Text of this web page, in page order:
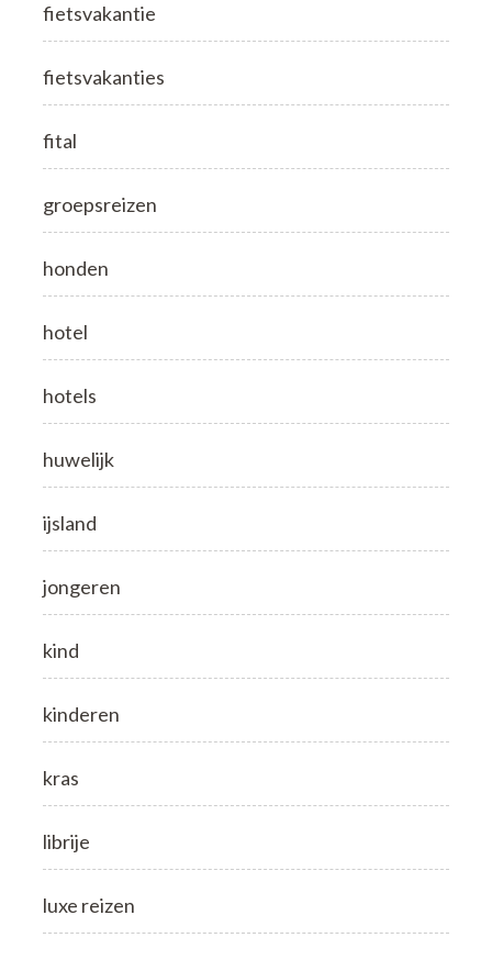
fietsvakantie
fietsvakanties
fital
groepsreizen
honden
hotel
hotels
huwelijk
ijsland
jongeren
kind
kinderen
kras
librije
luxe reizen